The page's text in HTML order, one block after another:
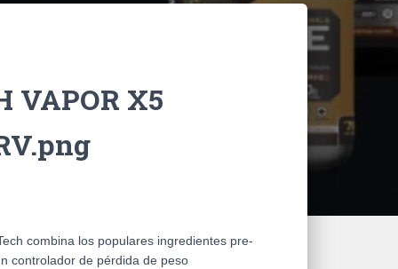
VAPOR X5
combina los populares ingredientes pre-
controlador de pérdida de peso